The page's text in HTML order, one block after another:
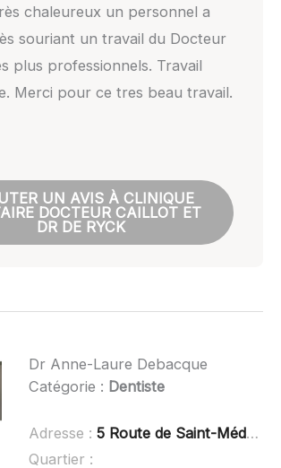
chaleureux un personnel a
souriant un travail du Docteur
plus professionnels. Travail
Merci pour ce tres beau travail.
UN AVIS À CLINIQUE
DOCTEUR CAILLOT ET
DR DE RYCK
Dr Anne-Laure Debacque
Catégorie : Dentiste
Adresse : 5 Route de Saint-Médard, 33160 Saint-Aubin-de-Médoc
Quartier :